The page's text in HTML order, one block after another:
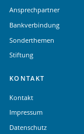
Ansprechpartner
Bankverbindung
Sonderthemen
Stiftung
KONTAKT
Kontakt
Impressum
Datenschutz